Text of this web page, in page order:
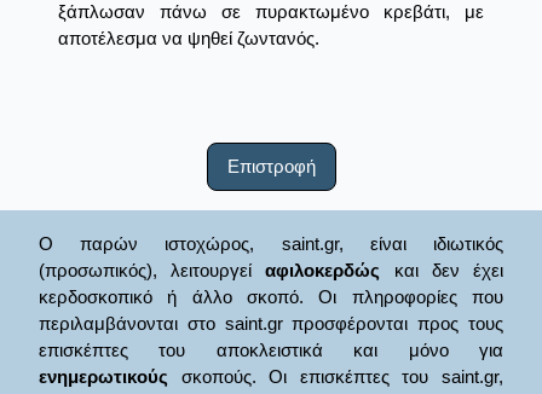
ξάπλωσαν πάνω σε πυρακτωμένο κρεβάτι, με
αποτέλεσμα να ψηθεί ζωντανός.
Επιστροφή
Ο παρών ιστοχώρος, saint.gr, είναι ιδιωτικός
(προσωπικός), λειτουργείαφιλοκερδώς και δεν έχει
κερδοσκοπικό ή άλλο σκοπό. Οι πληροφορίες που
περιλαμβάνονται στο saint.gr προσφέρονται προς τους
επισκέπτες του αποκλειστικά και μόνο για
ενημερωτικούς σκοπούς. Οι επισκέπτες του saint.gr,